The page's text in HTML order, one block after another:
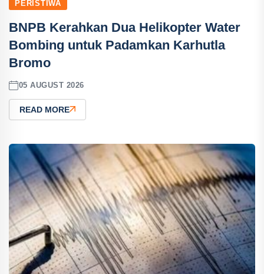
PERISTIWA
BNPB Kerahkan Dua Helikopter Water
Bombing untuk Padamkan Karhutla
Bromo
05 AUGUST 2026
READ MORE